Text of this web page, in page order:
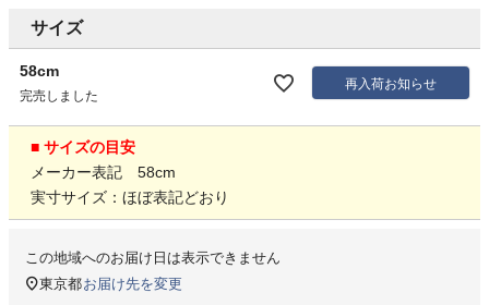
サイズ
58cm
完売しました
再入荷お知らせ
■ サイズの目安
メーカー表記 58cm
実寸サイズ：ほぼ表記どおり
この地域へのお届け日は表示できません
東京都お届け先を変更